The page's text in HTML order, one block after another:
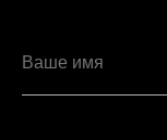
Ваше имя